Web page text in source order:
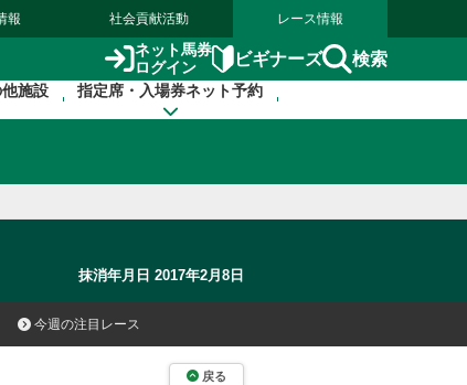
報 社会貢献活動 レース情報
ネット馬券
ログイン
ビギナーズ 検索
施設 指定席・入場券ネット予約
抹消年月日 2017年2月8日
今週の注目レース
戻る